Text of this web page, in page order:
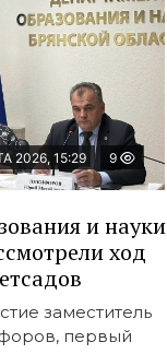
2026, 15:29 9
и науки
ход
заместитель
первый